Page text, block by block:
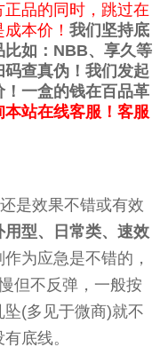
品的同时，跳过在
成本价！我们坚持底
比如：NBB、享久等
查真伪！我们发起
！一盒的钱在百品革
本站在线客服！客服
是效果不错或有效
型、日常类、速效
为应急是不错的，
但不反弹，一般按
(多见于微商)就不
底线。